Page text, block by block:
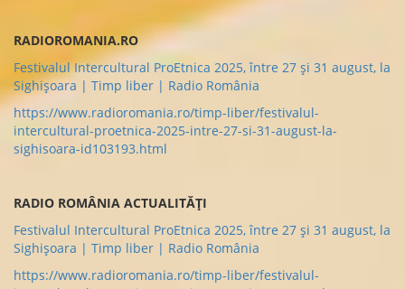
RADIOROMANIA.RO
Festivalul Intercultural ProEtnica 2025, între 27 şi 31 august, la
Sighișoara | Timp liber | Radio România
https://www.radioromania.ro/timp-liber/festivalul-
intercultural-proetnica-2025-intre-27-si-31-august-la-
sighisoara-id103193.html
RADIO ROMÂNIA ACTUALITĂȚI
Festivalul Intercultural ProEtnica 2025, între 27 şi 31 august, la
Sighișoara | Timp liber | Radio România
https://www.radioromania.ro/timp-liber/festivalul-